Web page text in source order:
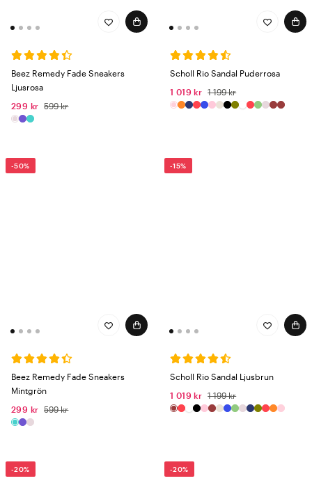
Beez Remedy Fade Sneakers
Ljusrosa
299 kr
599 kr
Scholl Rio Sandal Puderrosa
1 019 kr 1 199 kr
-50%
Beez Remedy Fade Sneakers
Mintgrön
299 kr
599 kr
-15%
Scholl Rio Sandal Ljusbrun
1 019 kr 1 199 kr
-20% -20%